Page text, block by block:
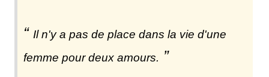
Il n'y a pas de place dans la vie d'une
femme pour deux amours.